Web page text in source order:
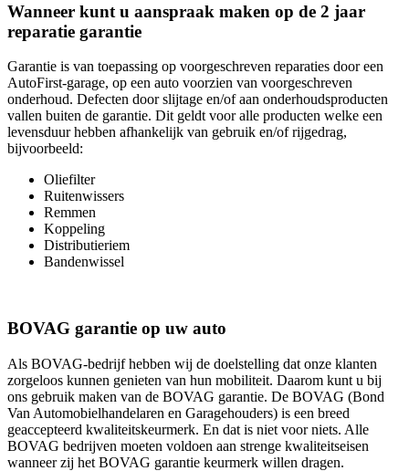
Wanneer kunt u aanspraak maken op de 2 jaar
reparatie garantie
Garantie is van toepassing op voorgeschreven reparaties door een
AutoFirst-garage, op een auto voorzien van voorgeschreven
onderhoud. Defecten door slijtage en/of aan onderhoudsproducten
vallen buiten de garantie. Dit geldt voor alle producten welke een
levensduur hebben afhankelijk van gebruik en/of rijgedrag,
bijvoorbeeld:
Oliefilter
Ruitenwissers
Remmen
Koppeling
Distributieriem
Bandenwissel
BOVAG garantie op uw auto
Als BOVAG-bedrijf hebben wij de doelstelling dat onze klanten
zorgeloos kunnen genieten van hun mobiliteit. Daarom kunt u bij
ons gebruik maken van de BOVAG garantie. De BOVAG (Bond
Van Automobielhandelaren en Garagehouders) is een breed
geaccepteerd kwaliteitskeurmerk. En dat is niet voor niets. Alle
BOVAG bedrijven moeten voldoen aan strenge kwaliteitseisen
wanneer zij het BOVAG garantie keurmerk willen dragen.